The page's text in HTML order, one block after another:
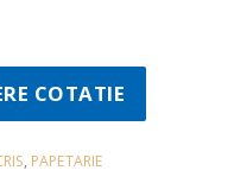
COTATIE
, PAPETARIE